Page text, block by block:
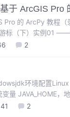
于 ArcGIS Pro
Pro 的 ArcPy 教
标（下）实例01
集本系列视频完
2
环境配置
量 JAVA_HOME
2